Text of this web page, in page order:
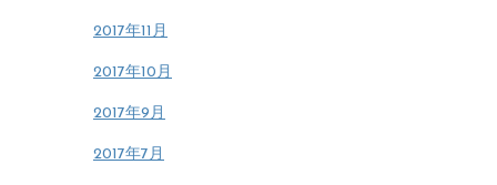
2017年11月
2017年10月
2017年9月
2017年7月